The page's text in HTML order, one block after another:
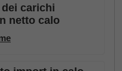
carichi
netto calo